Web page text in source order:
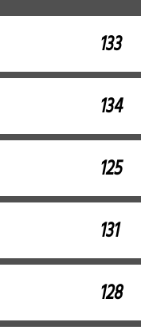
133
134
125
131
128